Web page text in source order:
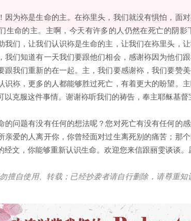
因为袮是生命的主。在袮里头，我们就没有惧怕，面
生命的主。主啊，今天有许多的人仍然在死亡的阴
我们，让我们认识袮是生命的主，让我们在袮里头，
我们知道有一天我们要跟他们相会，感谢袮因为他们
跟我们重新的在一起。主，我们要感谢袮，我们要赞
识袮，更多的人都能够胜过死亡，有着更大的盼望。
以克服这件事情。谢谢袮听我们的祷告，奉主耶稣基督
的问题有没有任何的想法呢？您对死亡有没有任何的
亲爱的人离开你，你曾经面对过生离死别的痛苦；那
经文，你能够重新认识生命。欢迎您来信跟丽雯谈谈。
擅自使用、转载；已经抄袭者请自行删除，请尊重